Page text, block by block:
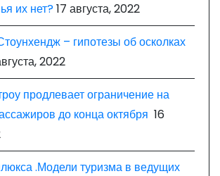
их нет?17 августа, 2022
– гипотезы об осколках
2022
продлевает ограничение на
до конца октября 16
.Модели туризма в ведущих